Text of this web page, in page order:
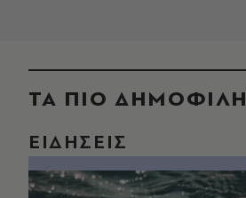
ΤΑ ΠΙΟ ΔΗΜΟΦΙΛΗ
ΕΙΔΗΣΕΙΣ